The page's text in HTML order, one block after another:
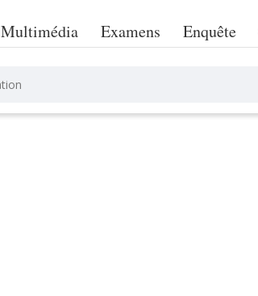
Multimédia Examens Enquête